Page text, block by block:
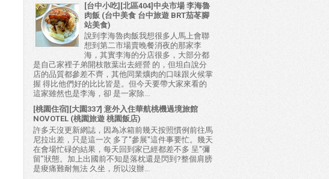
[台中小吃][北區404]中央市場 李海魯
肉飯 (台中美食 台中旅遊 BRT茄苳腳
站美食)
說到李海魯肉飯我想很多人馬上會聯
想到第二市場賣晚餐消夜的那家李
海，其實李海的分店很多，大部分都
是自己家裡子弟開枝散葉出去經營 的，但坦白說分
店的品質都參差不齊，其他同業爌肉的口味跟火候掌
握 得比他們好的比比皆是。但今天要帶大家來看的
這家雖然也是李海，卻 是一家除...
[桃園住宿][大園337] 意外入住華航桃機過境旅館
NOVOTEL (桃園旅遊 桃園飯店)
許多天沒更新網誌，因為冰箱前幾天按照慣例前往馬
尼拉出差，只是這一次 多了"參展"這件事要忙。幾天
在會場忙碌的結果，每天回到家已經都差不多 呈"彌
留"狀態。加上出國前不知是落枕還是閃到?整個肩膀
是痠痛難耐無法 久坐，所以沒辦...